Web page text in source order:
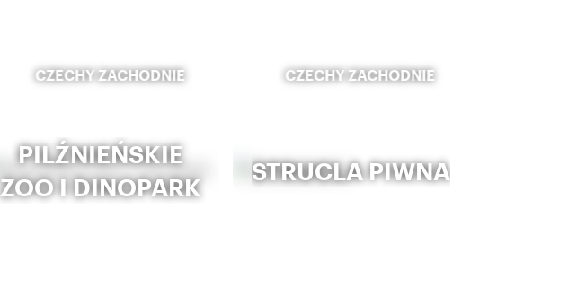
CZECHY ZACHODNIE
PILŹNIEŃSKIE
ZOO I DINOPARK
CZECHY ZACHODNIE
STRUCLA PIWNA